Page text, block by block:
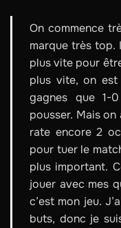
On commence
marque très top.
plus vite pour
plus vite, on
gagnes que 1-
pousser. Mais
rate encore 2
pour tuer le
plus important.
jouer avec mes
c’est mon jeu.
buts, donc je